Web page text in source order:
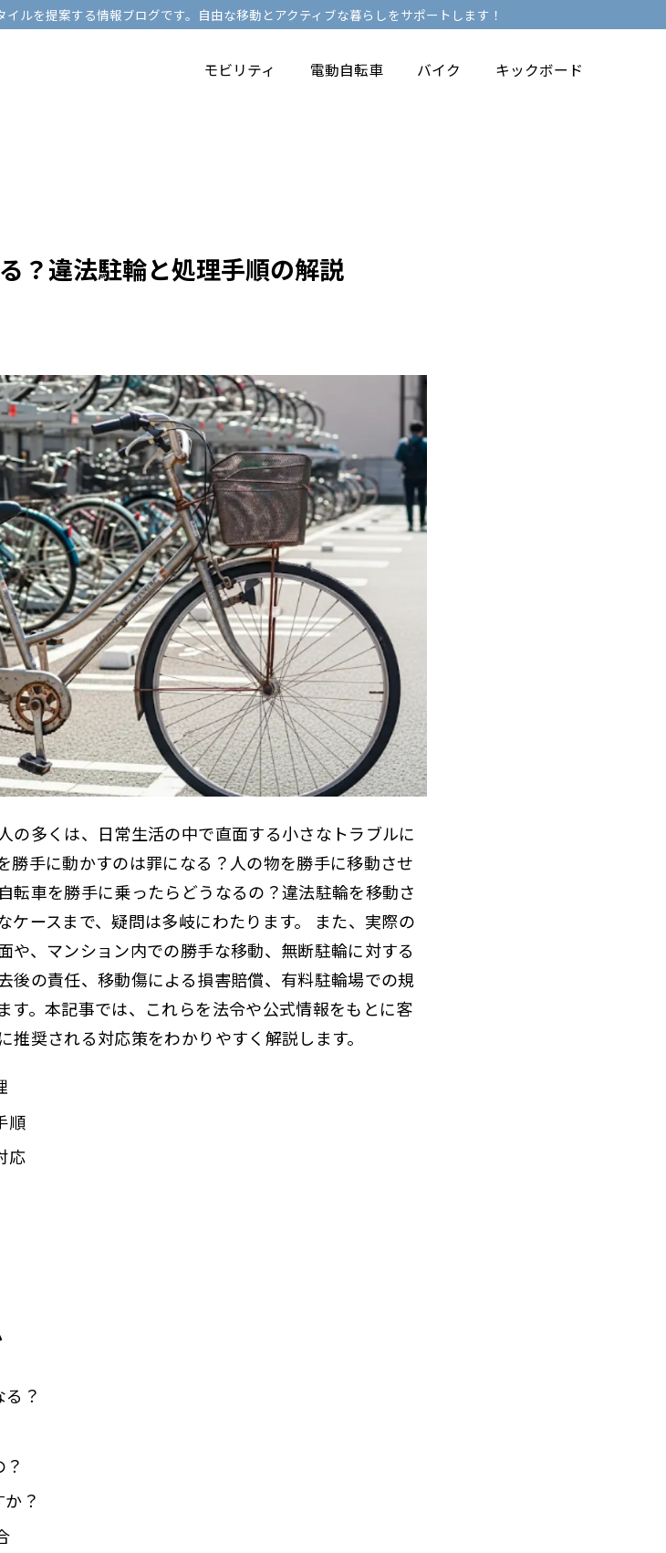
ルを提案する情報ブログです。自由な移動とアクティブな暮らしをサポートします！
モビリティ 電動自転車 バイク キックボード
？違法駐輪と処理手順の解説
の多くは、日常生活の中で直面する小さなトラブルに
勝手に動かすのは罪になる？人の物を勝手に移動させ
転車を勝手に乗ったらどうなるの？違法駐輪を移動さ
ースまで、疑問は多岐にわたります。 また、実際の
や、マンション内での勝手な移動、無断駐輪に対する
後の責任、移動傷による損害賠償、有料駐輪場での規
す。本記事では、これらを法令や公式情報をもとに客
推奨される対応策をわかりやすく解説します。
順
応
？
？